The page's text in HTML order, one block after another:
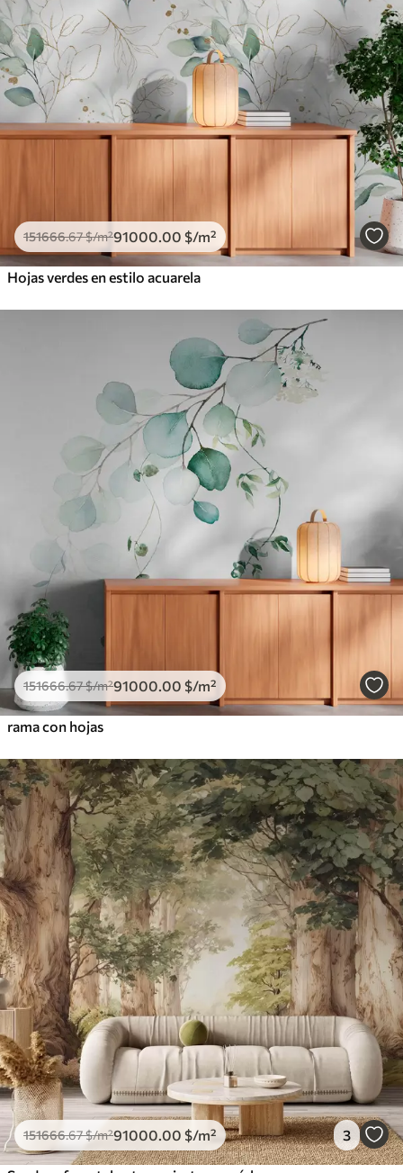
151666.67$/m²91000 .00 $/m²
Hojas verdes en estilo acuarela
151666.67$/m²91000 .00 $/m²
rama con hojas
151666.67$/m²91000 .00 $/m² 3